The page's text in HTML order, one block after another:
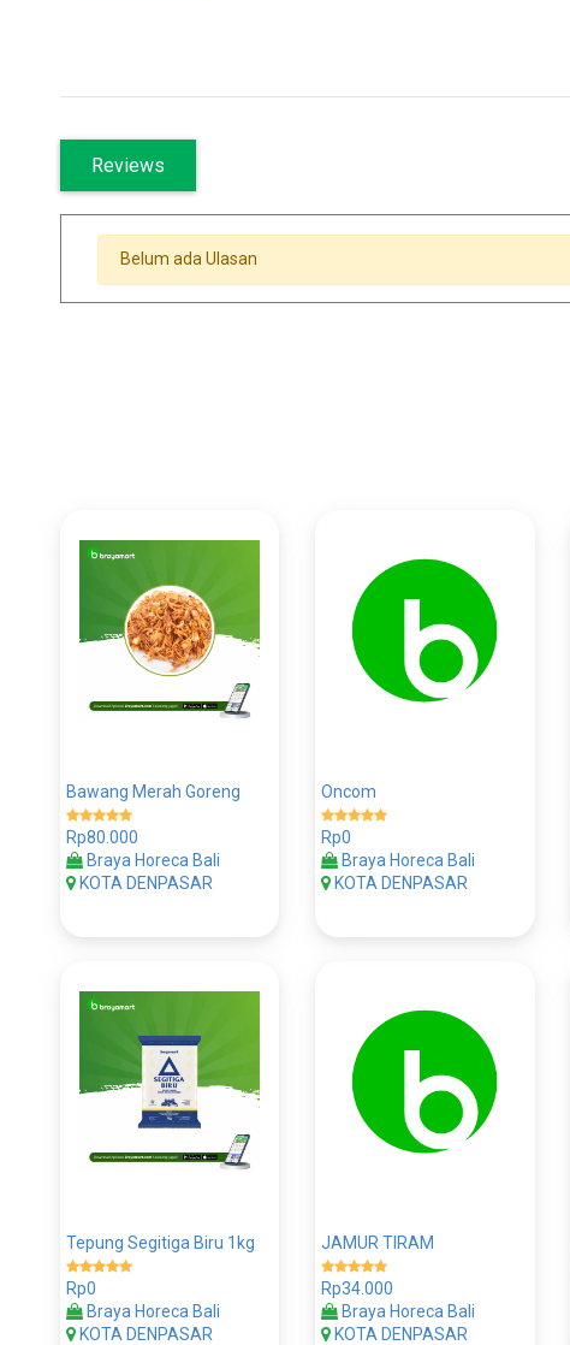
Reviews
Belum ada Ulasan
Bawang Merah Goreng
Rp80.000
Braya Horeca Bali
KOTA DENPASAR
Oncom
Rp0
Braya Horeca Bali
KOTA DENPASAR
Tepung Segitiga Biru 1kg
Rp0
Braya Horeca Bali
KOTA DENPASAR
JAMUR TIRAM
Rp34.000
Braya Horeca Bali
KOTA DENPASAR